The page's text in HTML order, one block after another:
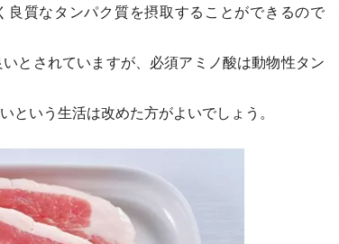
質なタンパク質を摂取することができるので
とされていますが、必須アミノ酸は動物性タン
いう生活は改めた方がよいでしょう。